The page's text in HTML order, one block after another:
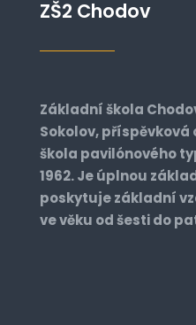
ZŠ2 Chodov
Základní škola
Sokolov,
škola pavilónového
1962. Je úplnou
poskytuje základní
ve věku od šesti do